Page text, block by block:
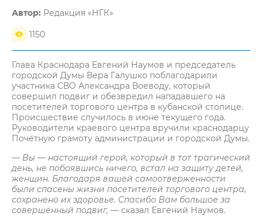
Автор: Редакция «НГК»
1150
Глава Краснодара Евгений Наумов и председатель
городской Думы Вера Галушко поблагодарили
участника СВО Александра Воеводу, который
совершил подвиг и обезвредил нападавшего на
посетителей торгового центра в кубанской столице.
Происшествие случилось в июне текущего года.
Руководители краевого центра вручили краснодарцу
Почётную грамоту администрации и городской Думы.
— Вы — настоящий герой, который в тот трагический
день, не побоявшись ничего, встал на защиту детей,
женщин. Благодаря вашей самоотверженности
были спасены жизни посетителей торгового центра,
сохранено их здоровье. Спасибо Вам большое за
совершённый подвиг, — сказал Евгений Наумов.